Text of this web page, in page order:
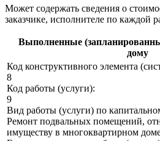
Может содержать сведения о
заказчике, исполнителе по каждой
Выполненные
дому
Код конструктивного элемента
8
Код работы (услуги):
9
Вид работы (услуги) по
Ремонт подвальных помещений,
имуществу в многоквартирном